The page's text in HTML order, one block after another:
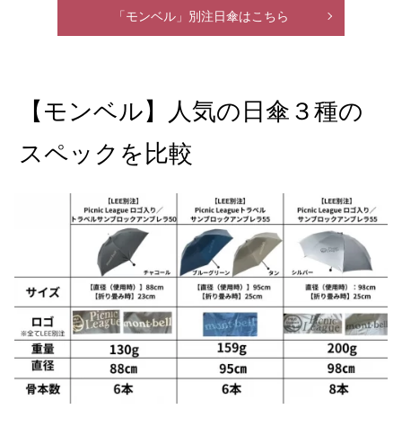
「モンベル」別注日傘はこちら
【モンベル】人気の日傘３種の
スペックを比較